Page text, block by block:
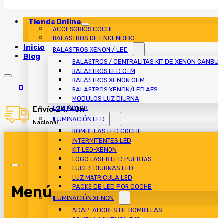
Tienda Online
ACCESORIOS COCHE
BALASTROS DE ENCENDIDO
BALASTROS XENON / LED
BALASTROS / CENTRALITAS KIT DE XENON
BALASTROS LED OEM
BALASTROS XENON OEM
BALASTROS XENON/LED AFS
MODULOS LUZ DIURNA
ECU MOTOR
ILUMINACIÓN LED
BOMBILLAS LED COCHE
INTERMITENTES LED
KIT LED-XENON
LOGO LASER LED PUERTAS
LUCES DIURNAS LED
LUZ MATRICULA LED
PACKS DE LED POR COCHE
ILUMINACIÓN XENON
ADAPTADORES DE BOMBILLAS
Inicio
Blog
0
Envío 24/48h
Nacional
Menú